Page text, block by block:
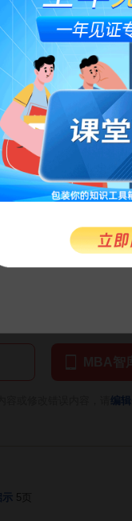
诱惑，从而寻求 消费观
——挖掘“单位制”的新生
经济、居住一体化的社
制”缩小了工作地与居
激励措施也主张：地方
用的理念，在市场经济
制”作为我国规划50年来
应于单一土地功能使
续发展有十分重要的现
极探索符合国情的土
延之后的规划运动及其
编
示 5页
频道一直以免费公
。
越严峻的经营挑战
越来越影响您的使用
考虑，我们决定推
内容。
会员（9.9元 / 年，
长期以来您对百科
，共同见证彼此的